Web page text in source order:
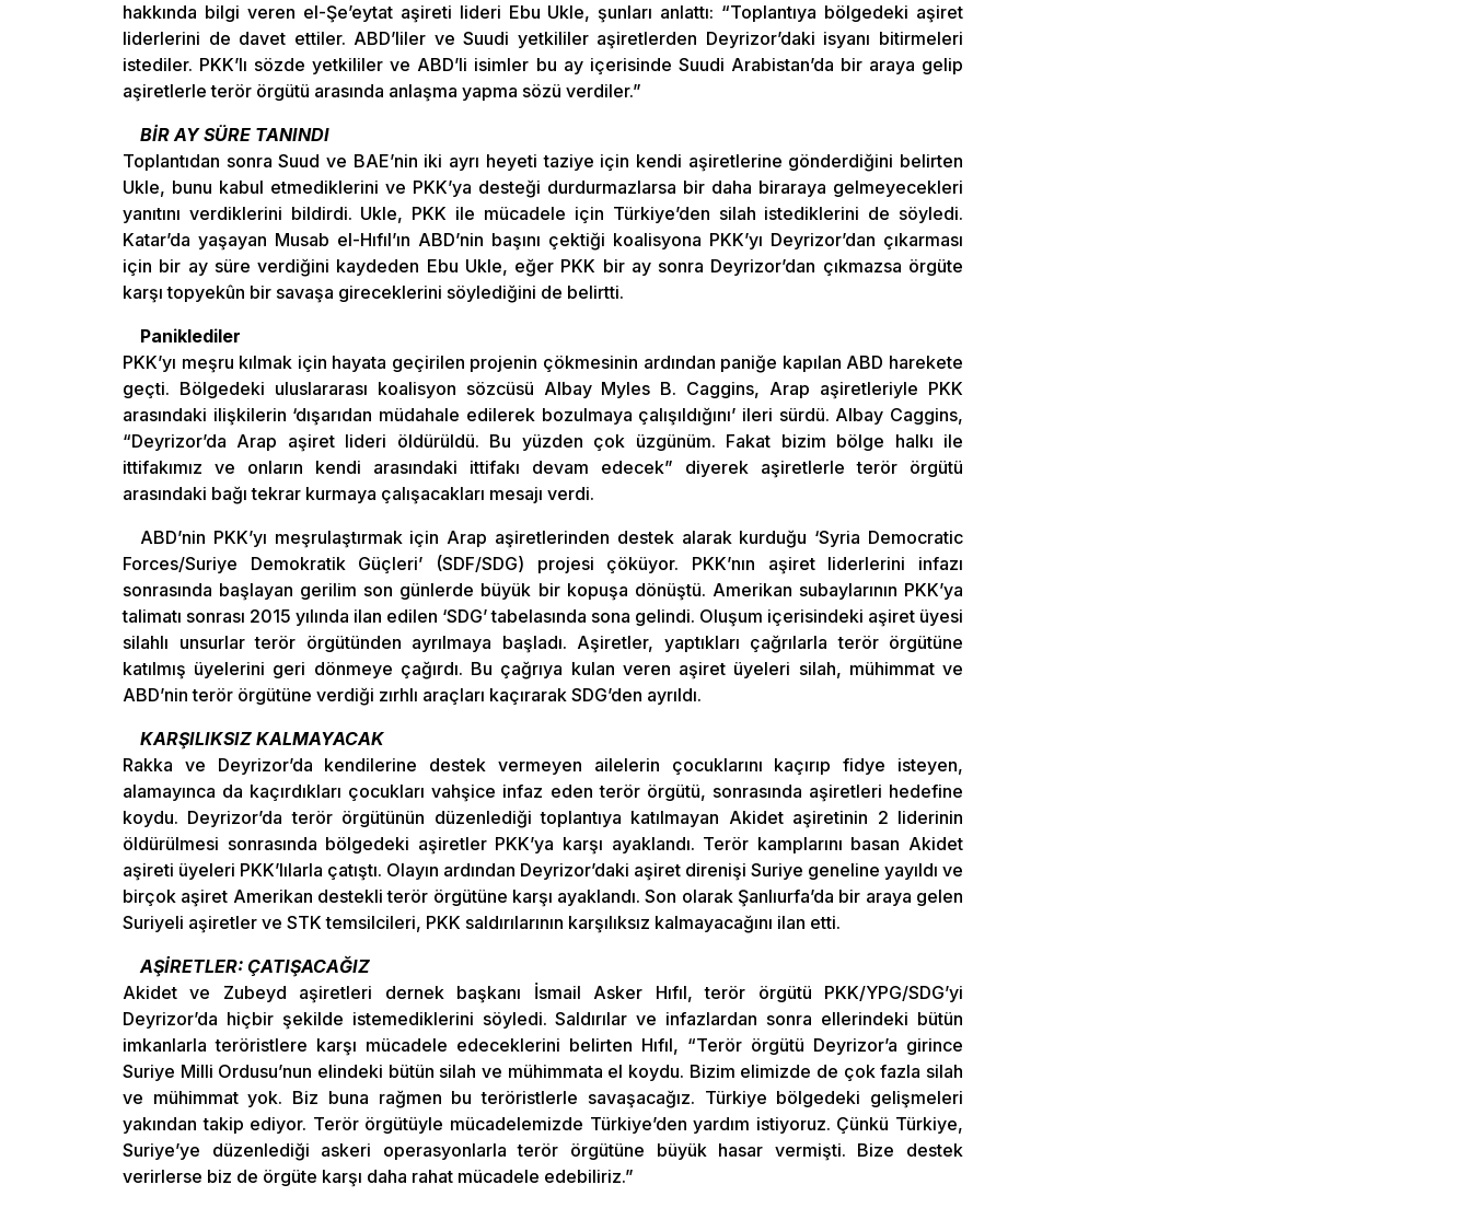
hakkında bilgi veren el-Şe’eytat aşireti lideri Ebu Ukle, şunları anlattı: “Toplantıya bölgedeki aşiret
liderlerini de davet ettiler. ABD’liler ve Suudi yetkililer aşiretlerden Deyrizor’daki isyanı bitirmeleri
istediler. PKK’lı sözde yetkililer ve ABD’li isimler bu ay içerisinde Suudi Arabistan’da bir araya gelip
aşiretlerle terör örgütü arasında anlaşma yapma sözü verdiler.”
BİR AY SÜRE TANINDI
Toplantıdan sonra Suud ve BAE’nin iki ayrı heyeti taziye için kendi aşiretlerine gönderdiğini belirten
Ukle, bunu kabul etmediklerini ve PKK’ya desteği durdurmazlarsa bir daha biraraya gelmeyecekleri
yanıtını verdiklerini bildirdi. Ukle, PKK ile mücadele için Türkiye’den silah istediklerini de söyledi.
Katar’da yaşayan Musab el-Hıfıl’ın ABD’nin başını çektiği koalisyona PKK’yı Deyrizor’dan çıkarması
için bir ay süre verdiğini kaydeden Ebu Ukle, eğer PKK bir ay sonra Deyrizor’dan çıkmazsa örgüte
karşı topyekûn bir savaşa gireceklerini söylediğini de belirtti.
Paniklediler
PKK’yı meşru kılmak için hayata geçirilen projenin çökmesinin ardından paniğe kapılan ABD harekete
geçti. Bölgedeki uluslararası koalisyon sözcüsü Albay Myles B. Caggins, Arap aşiretleriyle PKK
arasındaki ilişkilerin ‘dışarıdan müdahale edilerek bozulmaya çalışıldığını’ ileri sürdü. Albay Caggins,
“Deyrizor’da Arap aşiret lideri öldürüldü. Bu yüzden çok üzgünüm. Fakat bizim bölge halkı ile
ittifakımız ve onların kendi arasındaki ittifakı devam edecek” diyerek aşiretlerle terör örgütü
arasındaki bağı tekrar kurmaya çalışacakları mesajı verdi.
ABD’nin PKK’yı meşrulaştırmak için Arap aşiretlerinden destek alarak kurduğu ‘Syria Democratic
Forces/Suriye Demokratik Güçleri’ (SDF/SDG) projesi çöküyor. PKK’nın aşiret liderlerini infazı
sonrasında başlayan gerilim son günlerde büyük bir kopuşa dönüştü. Amerikan subaylarının PKK’ya
talimatı sonrası 2015 yılında ilan edilen ‘SDG’ tabelasında sona gelindi. Oluşum içerisindeki aşiret üyesi
silahlı unsurlar terör örgütünden ayrılmaya başladı. Aşiretler, yaptıkları çağrılarla terör örgütüne
katılmış üyelerini geri dönmeye çağırdı. Bu çağrıya kulan veren aşiret üyeleri silah, mühimmat ve
ABD’nin terör örgütüne verdiği zırhlı araçları kaçırarak SDG’den ayrıldı.
KARŞILIKSIZ KALMAYACAK
Rakka ve Deyrizor’da kendilerine destek vermeyen ailelerin çocuklarını kaçırıp fidye isteyen,
alamayınca da kaçırdıkları çocukları vahşice infaz eden terör örgütü, sonrasında aşiretleri hedefine
koydu. Deyrizor’da terör örgütünün düzenlediği toplantıya katılmayan Akidet aşiretinin 2 liderinin
öldürülmesi sonrasında bölgedeki aşiretler PKK’ya karşı ayaklandı. Terör kamplarını basan Akidet
aşireti üyeleri PKK’lılarla çatıştı. Olayın ardından Deyrizor’daki aşiret direnişi Suriye geneline yayıldı ve
birçok aşiret Amerikan destekli terör örgütüne karşı ayaklandı. Son olarak Şanlıurfa’da bir araya gelen
Suriyeli aşiretler ve STK temsilcileri, PKK saldırılarının karşılıksız kalmayacağını ilan etti.
AŞİRETLER: ÇATIŞACAĞIZ
Akidet ve Zubeyd aşiretleri dernek başkanı İsmail Asker Hıfıl, terör örgütü PKK/YPG/SDG’yi
Deyrizor’da hiçbir şekilde istemediklerini söyledi. Saldırılar ve infazlardan sonra ellerindeki bütün
imkanlarla teröristlere karşı mücadele edeceklerini belirten Hıfıl, “Terör örgütü Deyrizor’a girince
Suriye Milli Ordusu’nun elindeki bütün silah ve mühimmata el koydu. Bizim elimizde de çok fazla silah
ve mühimmat yok. Biz buna rağmen bu teröristlerle savaşacağız. Türkiye bölgedeki gelişmeleri
yakından takip ediyor. Terör örgütüyle mücadelemizde Türkiye’den yardım istiyoruz. Çünkü Türkiye,
Suriye’ye düzenlediği askeri operasyonlarla terör örgütüne büyük hasar vermişti. Bize destek
verirlerse biz de örgüte karşı daha rahat mücadele edebiliriz.”